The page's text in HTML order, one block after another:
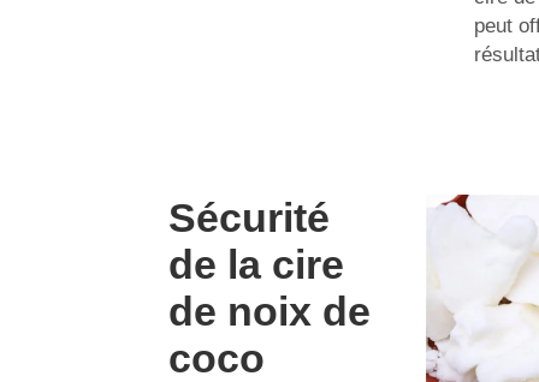
peut
Sécurité
de la cire
de noix de
coco